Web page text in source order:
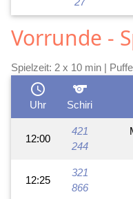
Vorrunde -
Spielzeit: 2 x 10 min |
schedule
Uhr
sports
Schiri
12:00
421
244
12:25
321
866